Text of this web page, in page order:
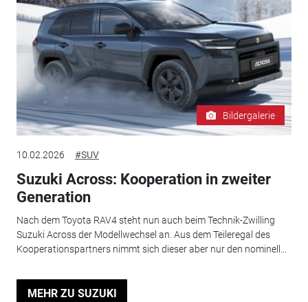
Bildergalerie
10.02.2026 #SUV
Suzuki Across: Kooperation in zweiter
Generation
Nach dem Toyota RAV4 steht nun auch beim Technik-Zwilling
Suzuki Across der Modellwechsel an. Aus dem Teileregal des
Kooperationspartners nimmt sich dieser aber nur den nominell...
MEHR ZU SUZUKI